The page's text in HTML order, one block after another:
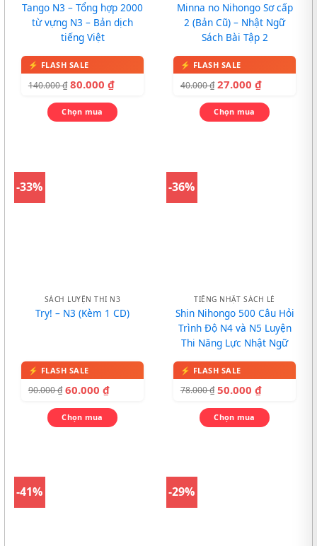
Tango N3 – Tổng hợp 2000
từ vựng N3 – Bản dịch
tiếng Việt
140.000₫ 80.000 ₫
Chọn mua
Minna no Nihongo Sơ cấp
2 (Bản Cũ) – Nhật Ngữ
Sách Bài Tập 2
40.000₫ 27.000 ₫
Chọn mua
-33%
SÁCH LUYỆN THI N3
Try! – N3 (Kèm 1 CD)
90.000₫ 60.000 ₫
Chọn mua
-36%
TIẾNG NHẬT SÁCH LẺ
Shin Nihongo 500 Câu Hỏi
Trình Độ N4 và N5 Luyện
Thi Năng Lực Nhật Ngữ
78.000₫ 50.000 ₫
Chọn mua
-41% -29%